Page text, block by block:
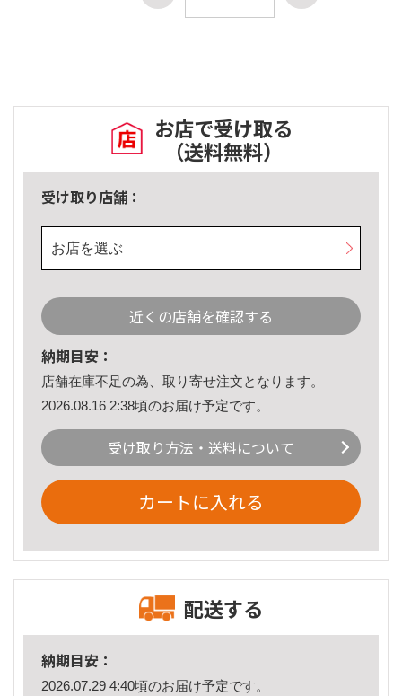
お店で受け取る
（送料無料）
受け取り店舗：
お店を選ぶ
近くの店舗を確認する
納期目安：
店舗在庫不足の為、取り寄せ注文となります。
2026.08.16 2:38頃のお届け予定です。
受け取り方法・送料について
カートに入れる
配送する
納期目安：
2026.07.29 4:40頃のお届け予定です。